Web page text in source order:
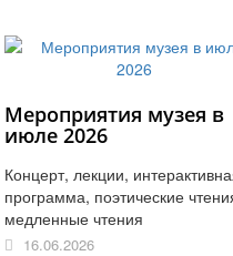
Мероприятия музея в
июле 2026
Концерт, лекции,
программа, поэтические
медленные чтения
16.06.2026